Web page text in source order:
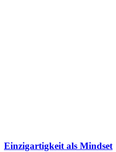
Einzigartigkeit als Mindset